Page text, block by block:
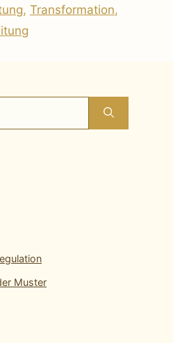
, Transformation,
Muster